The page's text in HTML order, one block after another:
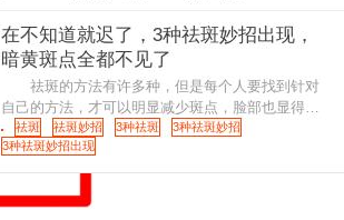
在不知道就迟了，3种祛斑妙招出现，
暗黄斑点全都不见了
祛斑的方法有许多种，但是每个人要找到针对
自己的方法，才可以明显减少斑点，脸部也显得更
加洁白无瑕。去斑的方法包括敷面膜、饮食调理等
等，坚持一段时间后能够看到明
祛斑 祛斑妙招 3种祛斑
3种祛斑妙招
3种祛斑妙招出现